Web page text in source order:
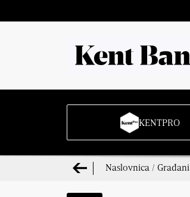
KENTPRO
Naslovnica / Građani